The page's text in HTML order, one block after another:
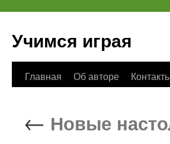
Учимся играя
Перейти
содержимому
Главная Об авторе
← Новые